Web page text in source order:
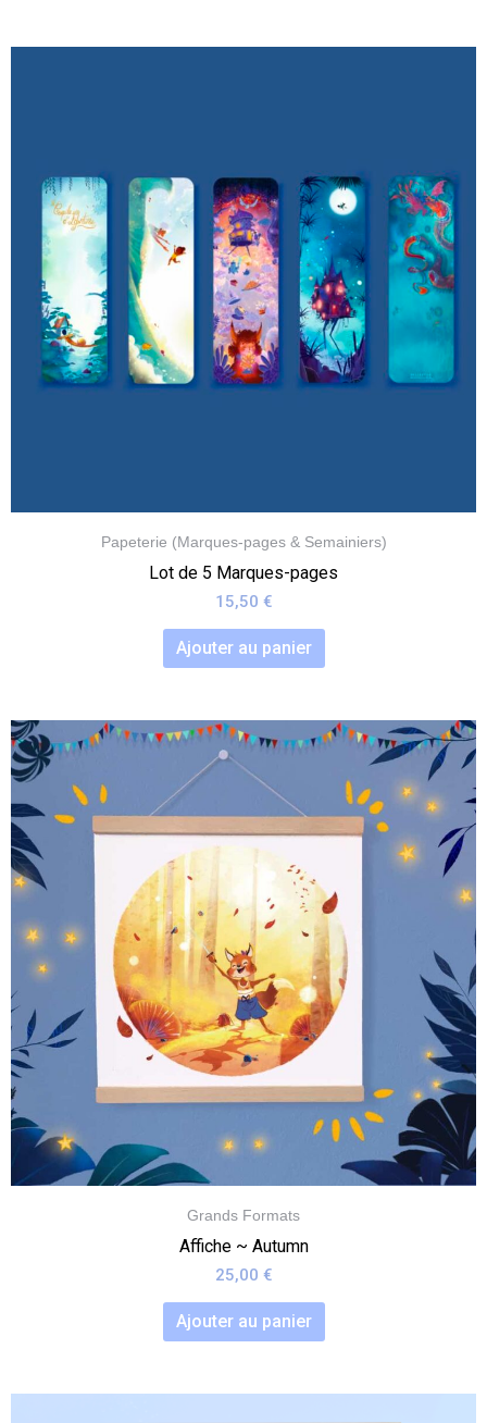
Papeterie (Marques-pages & Semainiers)
Lot de 5 Marques-pages
15,50 €
Ajouter au panier
Grands Formats
Affiche ~ Autumn
25,00 €
Ajouter au panier